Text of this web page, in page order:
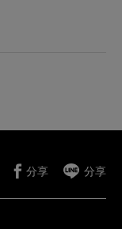
分享 分享